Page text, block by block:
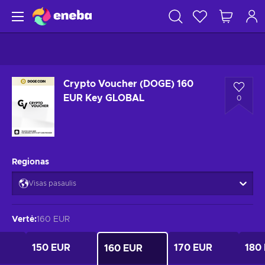
Crypto Voucher (DOGE) 160
EUR Key GLOBAL
0
Regionas
Visas pasaulis
Vertė:160 EUR
150 EUR 160 EUR 170 EUR 180